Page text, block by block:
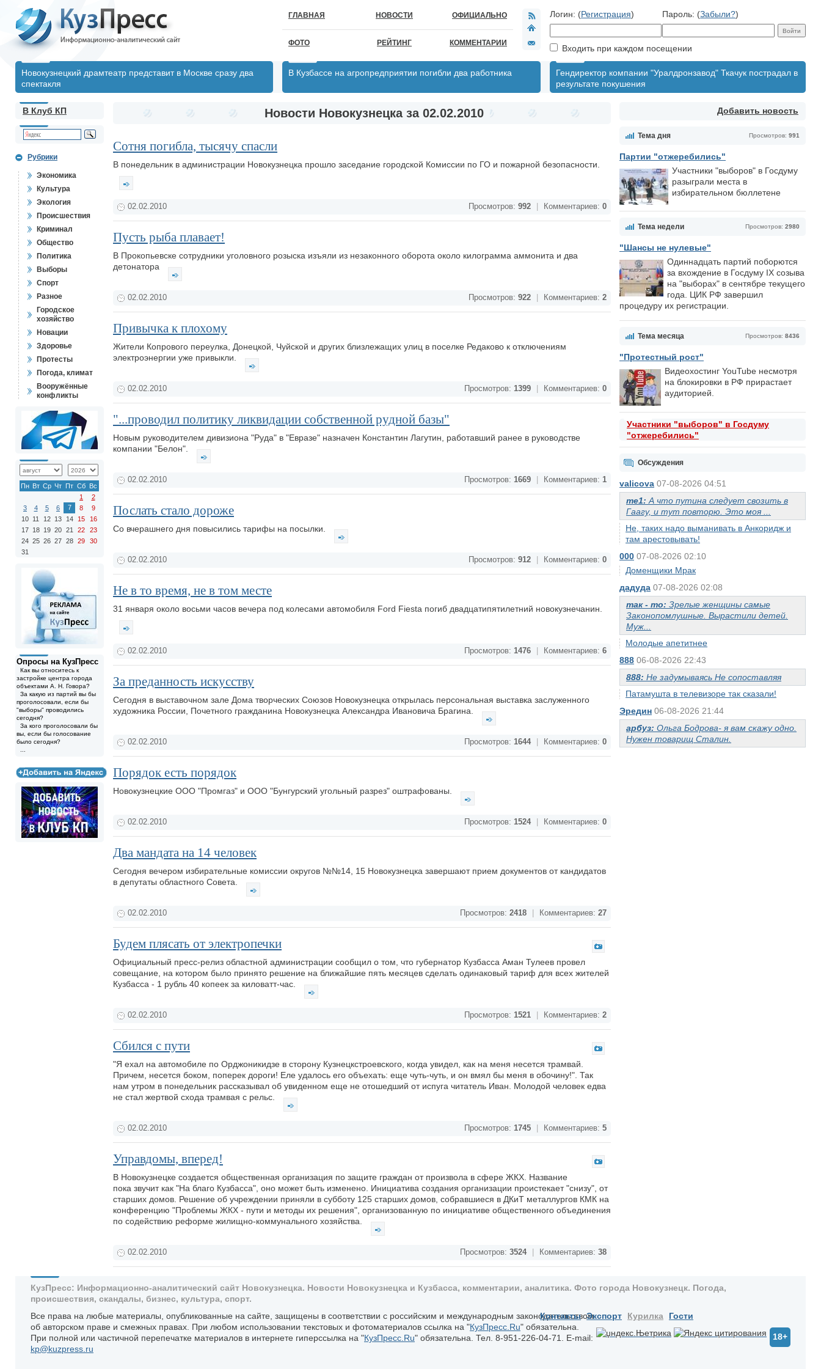
ГЛАВНАЯ НОВОСТИ ОФИЦИАЛЬНО
ФОТО РЕЙТИНГ КОММЕНТАРИИ
Логин: (Регистрация) Пароль: (Забыли?)
Входить при каждом посещении
Новокузнецкий драмтеатр представит в Москве сразу два
спектакля
В Кузбассе на агропредприятии погибли два работника
Гендиректор компании "Уралдронзавод" Ткачук пострадал в
результате покушения
Добавить новость
Просмотров: 991
Тема дня
Партии "отжеребились"
Участники "выборов" в Госдуму
разыграли места в
избирательном бюллетене
Просмотров: 2980
Тема недели
"Шансы не нулевые"
Одиннадцать партий поборются
за вхождение в Госдуму IX созыва
на "выборах" в сентябре текущего
года. ЦИК РФ завершил
процедуру их регистрации.
Просмотров: 8436
Тема месяца
"Протестный рост"
Видеохостинг YouTube несмотря
на блокировки в РФ прирастает
аудиторией.
Участники "выборов" в Госдуму
"отжеребились"
Обсуждения
valicova 07-08-2026 04:51
me1: А что путина следует свозить в
Гаагу, и тут повторю. Это моя ...
Не, таких надо выманивать в Анкоридж и
там арестовывать!
000 07-08-2026 02:10
Доменщики Мрак
дадуда 07-08-2026 02:08
так - то: Зрелые женщины самые
Законопомлушные. Вырастили детей.
Муж...
Молодые апетитнее
888 06-08-2026 22:43
888: Не задумываясь Не сопоставляя
Патамушта в телевизоре так сказали!
Эредин 06-08-2026 21:44
арбуз: Ольга Бодрова- я вам скажу одно.
Нужен товарищ Сталин.
В Клуб КП
Рубрики
Экономика
Культура
Экология
Происшествия
Криминал
Общество
Политика
Выборы
Спорт
Разное
Городское
хозяйство
Новации
Здоровье
Протесты
Погода, климат
Вооружённые
конфликты
Пн Вт Ср Чт Пт Сб Вс
1
2
3
4 5 6 7 8
9
10 11 12 13 14 15
16
17 18 19 20 21 22
23
24 25 26 27 28 29
30
31
Опросы на КузПресс
Как вы относитесь к
застройке центра города
объектами А. Н. Говора?
За какую из партий вы бы
проголосовали, если бы
"выборы" проводились
сегодня?
За кого проголосовали бы
вы, если бы голосование
было сегодня?
Новости Новокузнецка за 02.02.2010
Сотня погибла, тысячу спасли
В понедельник в администрации Новокузнецка прошло заседание городской Комиссии по ГО и пожарной безопасности.
02.02.2010 Просмотров: 992 Комментариев: 0
Пусть рыба плавает!
В Прокопьевске сотрудники уголовного розыска изъяли из незаконного оборота около килограмма аммонита и два
детонатора
02.02.2010 Просмотров: 922 Комментариев: 2
Привычка к плохому
Жители Копрового переулка, Донецкой, Чуйской и других близлежащих улиц в поселке Редаково к отключениям
электроэнергии уже привыкли.
02.02.2010 Просмотров: 1399 Комментариев: 0
"...проводил политику ликвидации собственной рудной базы"
Новым руководителем дивизиона "Руда" в "Евразе" назначен Константин Лагутин, работавший ранее в руководстве
компании "Белон".
02.02.2010 Просмотров: 1669 Комментариев: 1
Послать стало дороже
Со вчерашнего дня повысились тарифы на посылки.
02.02.2010 Просмотров: 912 Комментариев: 0
Не в то время, не в том месте
31 января около восьми часов вечера под колесами автомобиля Ford Fiesta погиб двадцатипятилетний новокузнечанин.
02.02.2010 Просмотров: 1476 Комментариев: 6
За преданность искусству
Сегодня в выставочном зале Дома творческих Союзов Новокузнецка открылась персональная выставка заслуженного
художника России, Почетного гражданина Новокузнецка Александра Ивановича Брагина.
02.02.2010 Просмотров: 1644 Комментариев: 0
Порядок есть порядок
Новокузнецкие ООО "Промгаз" и ООО "Бунгурский угольный разрез" оштрафованы.
02.02.2010 Просмотров: 1524 Комментариев: 0
Два мандата на 14 человек
Сегодня вечером избирательные комиссии округов №№14, 15 Новокузнецка завершают прием документов от кандидатов
в депутаты областного Совета.
02.02.2010 Просмотров: 2418 Комментариев: 27
Будем плясать от электропечки
Официальный пресс-релиз областной администрации сообщил о том, что губернатор Кузбасса Аман Тулеев провел
совещание, на котором было принято решение на ближайшие пять месяцев сделать одинаковый тариф для всех жителей
Кузбасса - 1 рубль 40 копеек за киловатт-час.
02.02.2010 Просмотров: 1521 Комментариев: 2
Сбился с пути
"Я ехал на автомобиле по Орджоникидзе в сторону Кузнецкстроевского, когда увидел, как на меня несется трамвай.
Причем, несется боком, поперек дороги! Еле удалось его объехать: еще чуть-чуть, и он вмял бы меня в обочину!". Так
нам утром в понедельник рассказывал об увиденном еще не отошедший от испуга читатель Иван. Молодой человек едва
не стал жертвой схода трамвая с рельс.
02.02.2010 Просмотров: 1745 Комментариев: 5
Управдомы, вперед!
В Новокузнецке создается общественная организация по защите граждан от произвола в сфере ЖКХ. Название
пока звучит как "На благо Кузбасса", оно может быть изменено. Инициатива создания организации проистекает "снизу", от
старших домов. Решение об учреждении приняли в субботу 125 старших домов, собравшиеся в ДКиТ металлургов КМК на
конференцию "Проблемы ЖКХ - пути и методы их решения", организованную по инициативе общественного объединения
по содействию реформе жилищно-коммунального хозяйства.
02.02.2010 Просмотров: 3524 Комментариев: 38
КузПресс: Информационно-аналитический сайт Новокузнецка. Новости Новокузнецка и Кузбасса, комментарии, аналитика. Фото города Новокузнецк. Погода,
происшествия, скандалы, бизнес, культура, спорт.
Все права на любые материалы, опубликованные на сайте, защищены в соответствии с российским и международным законодательством
об авторском праве и смежных правах. При любом использовании текстовых и фотоматериалов ссылка на "КузПресс.Ru" обязательна.
При полной или частичной перепечатке материалов в интернете гиперссылка на "КузПресс.Ru" обязательна. Тел. 8-951-226-04-71. E-mail:
kp@kuzpress.ru
Контакты Экспорт Курилка Гости
18+